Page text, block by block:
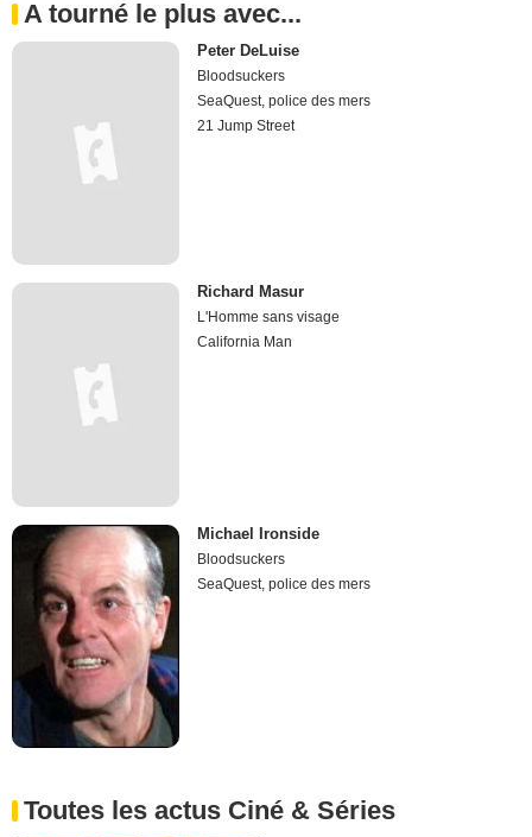
A tourné le plus avec...
Peter DeLuise
Bloodsuckers
SeaQuest, police des mers
21 Jump Street
Richard Masur
L'Homme sans visage
California Man
Michael Ironside
Bloodsuckers
SeaQuest, police des mers
Toutes les actus Ciné & Séries